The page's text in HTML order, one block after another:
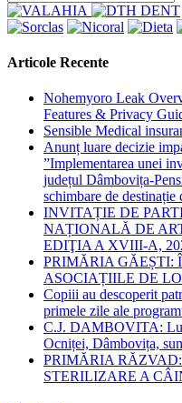
Articole Recente
Nohemyoro Leak
Features & Privacy
Sensible Medical
Anunț luare decizie
”Implementarea unei
județul Dâmbovița-
schimbare de
INVITAȚIE DE
NAȚIONALĂ DE
EDIŢIA A XVIII-A,
PRIMĂRIA GĂEȘTI:
ASOCIAȚIILE DE
Copiii au descoperit
primele zile ale
C.J. DAMBOVITA:
Ocniței, Dâmbovița,
PRIMĂRIA
STERILIZARE A